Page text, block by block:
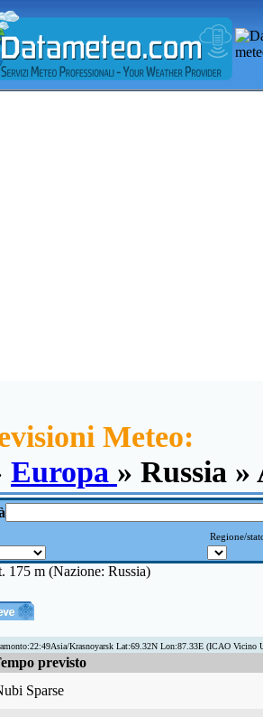
Meteo:
Europa » Russia
Regione/
175 m (Nazione: Russia)
Krasnoyarsk Lat:69.32N Lon:87.33E (ICAO Vicino
previsto
Sparse